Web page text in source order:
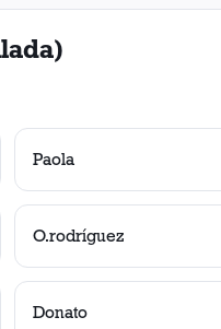
Paola
O.rodríguez
Donato